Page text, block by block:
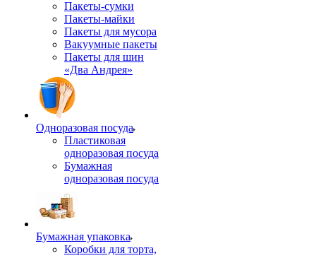
Пакеты-сумки
Пакеты-майки
Пакеты для мусора
Вакуумные пакеты
Пакеты для шин
«Два Андрея»
Одноразовая посуда
Пластиковая
одноразовая посуда
Бумажная
одноразовая посуда
Бумажная упаковка
Коробки для торта,